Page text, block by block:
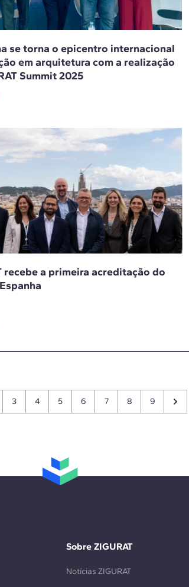
se torna o epicentro internacional
em arquitetura com a realização
Summit 2025
recebe a primeira acreditação do
3 4 5 6 7 8 9
Sobre ZIGURAT
Notícias ZIGURAT